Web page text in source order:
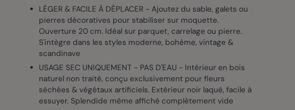
LÉGER & FACILE À DÉPLACER - Ajoutez du sable, galets ou
pierres décoratives pour stabiliser sur moquette.
Ouverture 20 cm. Idéal sur parquet, carrelage ou pierre.
S'intègre dans les styles moderne, bohème, vintage &
scandinave
USAGE SEC UNIQUEMENT - PAS D'EAU - Intérieur en bois
naturel non traité, conçu exclusivement pour fleurs
séchées & végétaux artificiels. Extérieur noir laqué, facile à
essuyer. Splendide même affiché complètement vide